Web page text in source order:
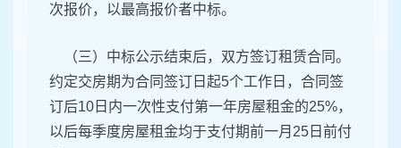
次报价，以最高报价者中标。
（三）中标公示结束后，双方签订租赁合同。
约定交房期为合同签订日起5个工作日，合同签
订后10日内一次性支付第一年房屋租金的25%，
以后每季度房屋租金均于支付期前一月25日前付